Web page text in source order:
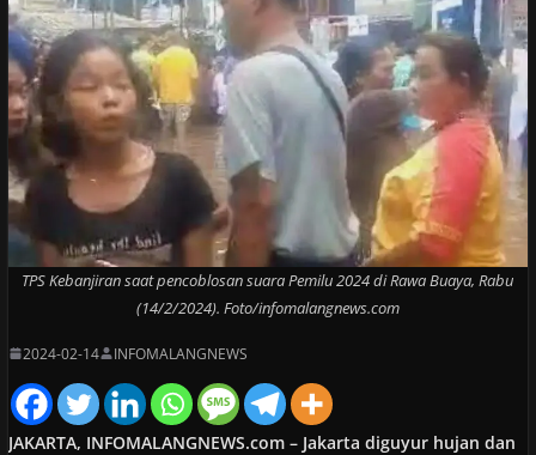
TPS Kebanjiran saat pencoblosan suara Pemilu 2024 di Rawa Buaya, Rabu
(14/2/2024). Foto/infomalangnews.com
2024-02-14 INFOMALANGNEWS
JAKARTA, INFOMALANGNEWS.com – Jakarta diguyur hujan dan